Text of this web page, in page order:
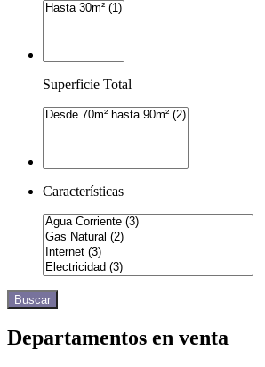
Superficie Total
Características
Buscar
Departamentos en venta